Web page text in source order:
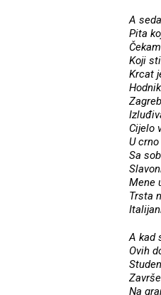
A
Pita
Koji
Krcat
Cijelo
U
Sa
Mene
Trsta
A kad
Ovih
Na